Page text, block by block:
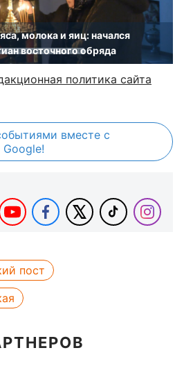
молока и яиц: начался
восточного обряда
политика сайта
вместе с
пост